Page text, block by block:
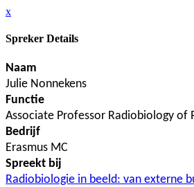
x
Spreker Details
Naam
Julie Nonnekens
Functie
Associate Professor Radiobiology of
Bedrijf
Erasmus MC
Spreekt bij
Radiobiologie in beeld: van externe